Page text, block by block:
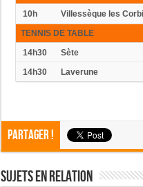
10h
Villessèque les
TENNIS DE TABLE
14h30
Sète
14h30
Laverune
Partager !
Sujets En Relation